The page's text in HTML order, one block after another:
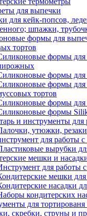
для выпечки
для кейк-попсов,
шпажки,
формы для
тортов
формы для
формы для
формы
тортов
формы для
формы
и инструменты для
утюжки,
для работы с
вырубки
мешки и
для работы
мешки для
насадки
кондитерских
для
скребки, струны и